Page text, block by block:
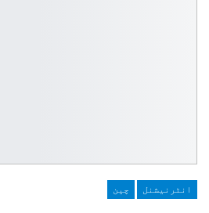
انٹرنیشنل چین